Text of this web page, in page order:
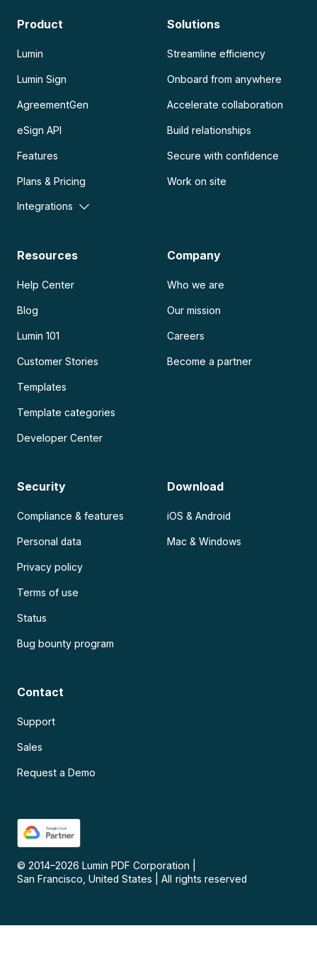
Product
Lumin
Lumin Sign
AgreementGen
eSign API
Features
Plans & Pricing
Integrations
Solutions
Streamline efficiency
Onboard from anywhere
Accelerate collaboration
Build relationships
Secure with confidence
Work on site
Resources
Help Center
Blog
Lumin 101
Customer Stories
Templates
Template categories
Developer Center
Company
Who we are
Our mission
Careers
Become a partner
Security
Compliance & features
Personal data
Privacy policy
Terms of use
Status
Bug bounty program
Download
iOS & Android
Mac & Windows
Contact
Support
Sales
Request a Demo
© 2014–2026 Lumin PDF Corporation
San Francisco, United States
All rights reserved